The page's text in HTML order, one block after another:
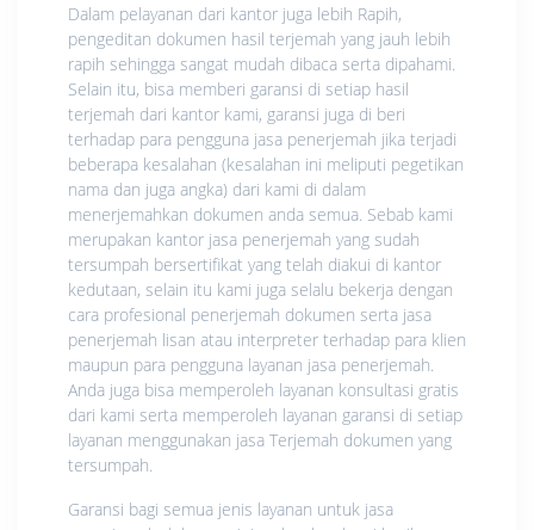
Dalam pelayanan dari kantor juga lebih Rapih,
pengeditan dokumen hasil terjemah yang jauh lebih
rapih sehingga sangat mudah dibaca serta dipahami.
Selain itu, bisa memberi garansi di setiap hasil
terjemah dari kantor kami, garansi juga di beri
terhadap para pengguna jasa penerjemah jika terjadi
beberapa kesalahan (kesalahan ini meliputi pegetikan
nama dan juga angka) dari kami di dalam
menerjemahkan dokumen anda semua. Sebab kami
merupakan kantor jasa penerjemah yang sudah
tersumpah bersertifikat yang telah diakui di kantor
kedutaan, selain itu kami juga selalu bekerja dengan
cara profesional penerjemah dokumen serta jasa
penerjemah lisan atau interpreter terhadap para klien
maupun para pengguna layanan jasa penerjemah.
Anda juga bisa memperoleh layanan konsultasi gratis
dari kami serta memperoleh layanan garansi di setiap
layanan menggunakan jasa Terjemah dokumen yang
tersumpah.
Garansi bagi semua jenis layanan untuk jasa